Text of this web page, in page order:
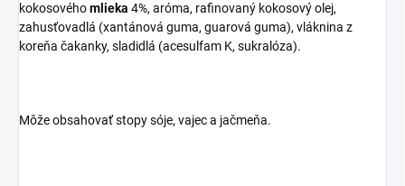
kokosovéhomlieka 4%, aróma, rafinovaný kokosový olej,
zahusťovadlá (xantánová guma, guarová guma), vláknina z
koreňa čakanky, sladidlá (acesulfam K, sukralóza).
Môže obsahovať stopy sóje, vajec a jačmeňa.